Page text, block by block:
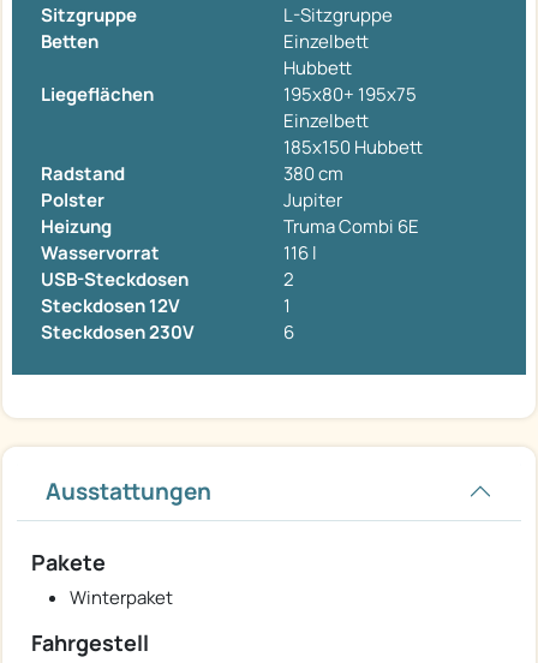
Sitzgruppe
L-Sitzgruppe
Betten
Einzelbett
Hubbett
Liegeflächen
195x80+ 195x75
Einzelbett
185x150 Hubbett
Radstand
380 cm
Polster
Jupiter
Heizung
Truma Combi 6E
Wasservorrat
116 l
USB-Steckdosen
2
Steckdosen 12V
1
Steckdosen 230V
6
Ausstattungen
Pakete
Winterpaket
Fahrgestell